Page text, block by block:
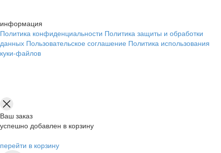
информация
Политика конфиденциальности Политика защиты и обработки
данных Пользовательское соглашение Политика использования
куки-файлов
Ваш заказ
успешно добавлен в корзину
перейти в корзину